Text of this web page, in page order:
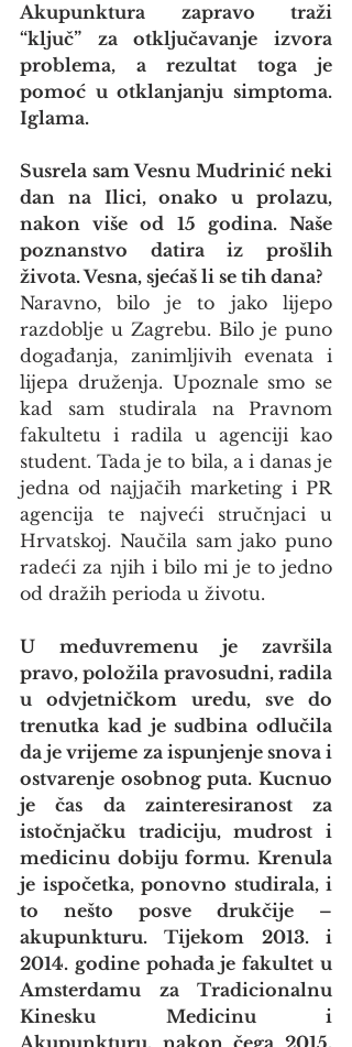
Akupunktura zapravo traži
“ključ” za otključavanje izvora
problema, a rezultat toga je
pomoć u otklanjanju simptoma.
Iglama.
Susrela sam Vesnu Mudrinić neki
dan na Ilici, onako u prolazu,
nakon više od 15 godina. Naše
poznanstvo datira iz prošlih
života. Vesna, sjećaš li se tih dana?
Naravno, bilo je to jako lijepo
razdoblje u Zagrebu. Bilo je puno
događanja, zanimljivih evenata i
lijepa druženja. Upoznale smo se
kad sam studirala na Pravnom
fakultetu i radila u agenciji kao
student. Tada je to bila, a i danas je
jedna od najjačih marketing i PR
agencija te najveći stručnjaci u
Hrvatskoj. Naučila sam jako puno
radeći za njih i bilo mi je to jedno
od dražih perioda u životu.
U međuvremenu je završila
pravo, položila pravosudni, radila
u odvjetničkom uredu, sve do
trenutka kad je sudbina odlučila
da je vrijeme za ispunjenje snova i
ostvarenje osobnog puta. Kucnuo
je čas da zainteresiranost za
istočnjačku tradiciju, mudrost i
medicinu dobiju formu. Krenula
je ispočetka, ponovno studirala, i
to nešto posve drukčije –
akupunkturu. Tijekom 2013. i
2014. godine pohađa je fakultet u
Amsterdamu za Tradicionalnu
Kinesku Medicinu i
Akupunkturu, nakon čega 2015.